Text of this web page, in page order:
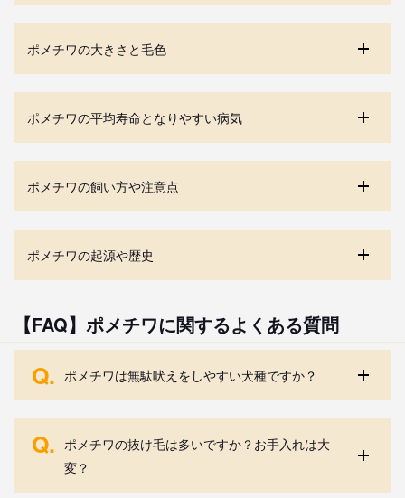
ポメチワの大きさと毛色
ポメチワの平均寿命となりやすい病気
ポメチワの飼い方や注意点
ポメチワの起源や歴史
【FAQ】ポメチワに関するよくある質問
Q. ポメチワは無駄吠えをしやすい犬種ですか？
Q. ポメチワの抜け毛は多いですか？お手入れは大
変？